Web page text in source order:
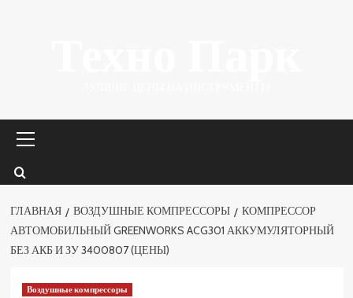
меню
ГЛАВНАЯ ВОЗДУШНЫЕ КОМПРЕССОРЫ
КОМПРЕССОР
АВТОМОБИЛЬНЫЙ GREENWORKS ACG301 АККУМУЛЯТОРНЫЙ
БЕЗ АКБ И ЗУ 3400807 (ЦЕНЫ)
Воздушные компрессоры